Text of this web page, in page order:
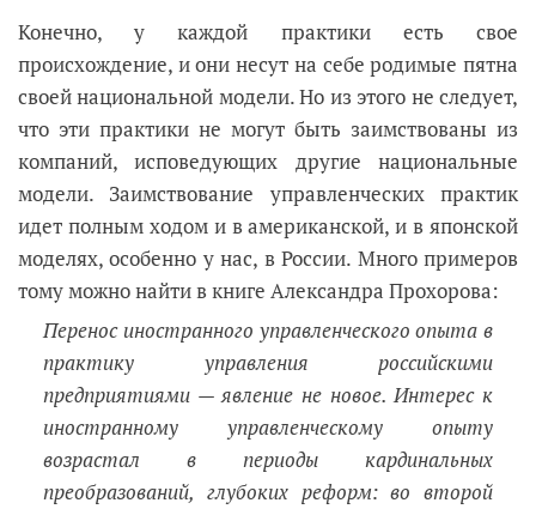
Конечно, у каждой практики есть свое
происхождение, и они несут на себе родимые пятна
своей национальной модели. Но из этого не следует,
что эти практики не могут быть заимствованы из
компаний, исповедующих другие национальные
модели. Заимствование управленческих практик
идет полным ходом и в американской, и в японской
моделях, особенно у нас, в России. Много примеров
тому можно найти в книге Александра Прохорова:
Перенос иностранного управленческого опыта в
практику управления российскими
предприятиями — явление не новое. Интерес к
иностранному управленческому опыту
возрастал в периоды кардинальных
преобразований, глубоких реформ: во второй